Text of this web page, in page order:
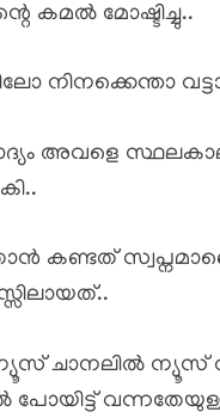
കമൽ മോഷ്ടിച്ചു..
നിനക്കെന്താ
അവളെ
കണ്ടത്
ചാനലിൽ ന്യൂസ്